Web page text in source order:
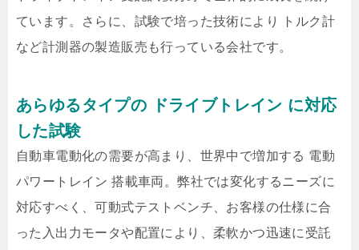
ています。さらに、試験で培った技術により トルク計
など計測器の製造販売も行っている会社です。
あらゆるタイプの ドライブトレイン に対応
した試験
自動車電動化の需要が高まり、世界中で増加する 電動
パワートレイン 搭載車両。弊社では変化するニーズに
対応すべく、可動式テストベンチ、お客様の仕様に合
った入出力モータや配置により、柔軟かつ迅速に受託